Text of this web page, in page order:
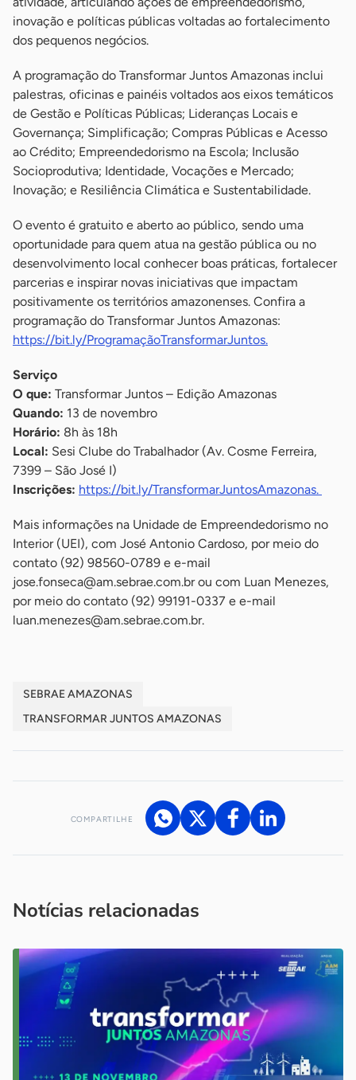
inovação e políticas públicas voltadas ao fortalecimento
dos pequenos negócios.
A programação do Transformar Juntos Amazonas inclui
palestras, oficinas e painéis voltados aos eixos temáticos
de Gestão e Políticas Públicas; Lideranças Locais e
Governança; Simplificação; Compras Públicas e Acesso
ao Crédito; Empreendedorismo na Escola; Inclusão
Socioprodutiva; Identidade, Vocações e Mercado;
Inovação; e Resiliência Climática e Sustentabilidade.
O evento é gratuito e aberto ao público, sendo uma
oportunidade para quem atua na gestão pública ou no
desenvolvimento local conhecer boas práticas, fortalecer
parcerias e inspirar novas iniciativas que impactam
positivamente os territórios amazonenses. Confira a
programação do Transformar Juntos Amazonas:
https://bit.ly/ProgramaçãoTransformarJuntos.
Serviço
O que: Transformar Juntos – Edição Amazonas
Quando: 13 de novembro
Horário: 8h às 18h
Local: Sesi Clube do Trabalhador (Av. Cosme Ferreira,
7399 – São José I)
Inscrições: https://bit.ly/TransformarJuntosAmazonas.
Mais informações na Unidade de Empreendedorismo no
Interior (UEI), com José Antonio Cardoso, por meio do
contato (92) 98560-0789 e e-mail
jose.fonseca@am.sebrae.com.brou com Luan Menezes,
por meio do contato (92) 99191-0337 e e-mail
luan.menezes@am.sebrae.com.br.
SEBRAE AMAZONAS
TRANSFORMAR JUNTOS AMAZONAS
COMPARTILHE
Notícias relacionadas